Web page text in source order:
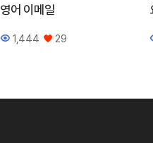
영어 이메일
조회수
1,444
좋아요
29